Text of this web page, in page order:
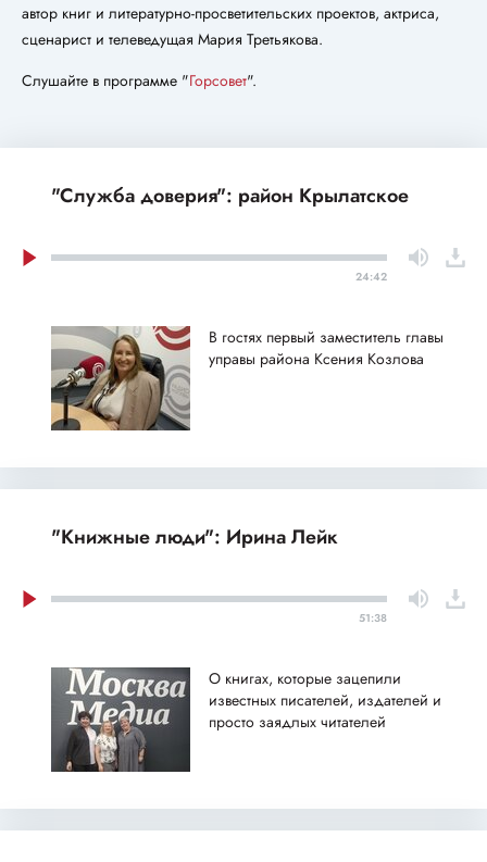
автор книг и литературно-просветительских проектов, актриса,
сценарист и телеведущая Мария Третьякова.
Слушайте в программе "Горсовет".
"Служба доверия": район Крылатское
24:42
В гостях первый заместитель главы
управы района Ксения Козлова
"Книжные люди": Ирина Лейк
51:38
О книгах, которые зацепили
известных писателей, издателей и
просто заядлых читателей